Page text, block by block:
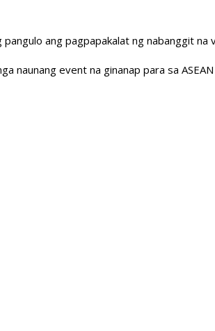
ang pagpapakalat ng nabanggit na
naunang event na ginanap para sa